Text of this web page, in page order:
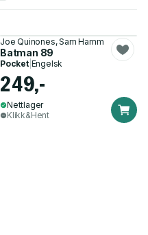
Joe Quinones, Sam Hamm
Batman 89
Pocket| Engelsk
249,-
Nettlager
Klikk&Hent